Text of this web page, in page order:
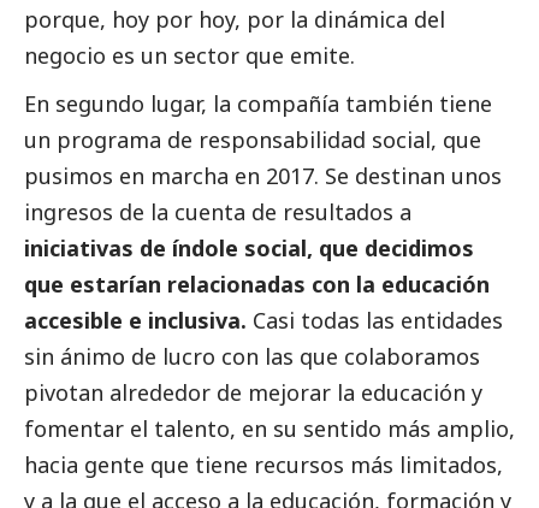
porque, hoy por hoy, por la dinámica del
negocio es un sector que emite.
En segundo lugar, la compañía también tiene
un programa de responsabilidad social, que
pusimos en marcha en 2017. Se destinan unos
ingresos de la cuenta de resultados a
iniciativas de índole social, que decidimos
que estarían relacionadas con la educación
accesible e inclusiva. Casi todas las entidades
sin ánimo de lucro con las que colaboramos
pivotan alrededor de mejorar la educación y
fomentar el talento, en su sentido más amplio,
hacia gente que tiene recursos más limitados,
y a la que el acceso a la educación, formación y